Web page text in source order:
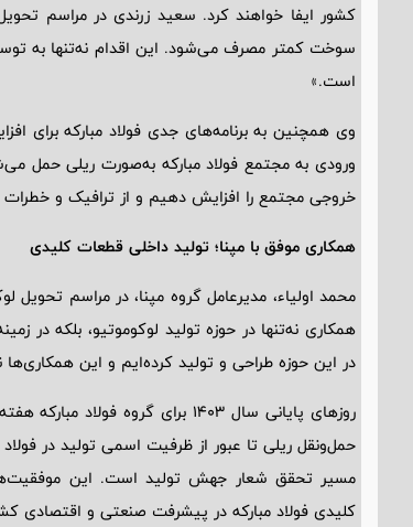
سوخت کمتر مصرف می‌شود. این اقدام نه‌تنها به
است.»
ورودی به مجتمع فولاد مبارکه به‌صورت ریلی حمل
خروجی مجتمع را افزایش دهیم و از ترافیک و خطرات
همکاری موفق با مپنا؛ تولید داخلی قطعات کلیدی
محمد اولیاء، مدیرعامل گروه مپنا، در مراسم
در این حوزه طراحی و تولید کرده‌ایم و این
روزهای پایانی سال 1403 برای
حمل‌ونقل ریلی تا عبور از ظرفیت اسمی تولید در
مسیر تحقق شعار جهش تولید است. این
کلیدی فولاد مبارکه در پیشرفت صنعتی و اقتصادی